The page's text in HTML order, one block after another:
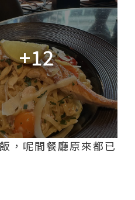
+12
，呢間餐廳原來都已